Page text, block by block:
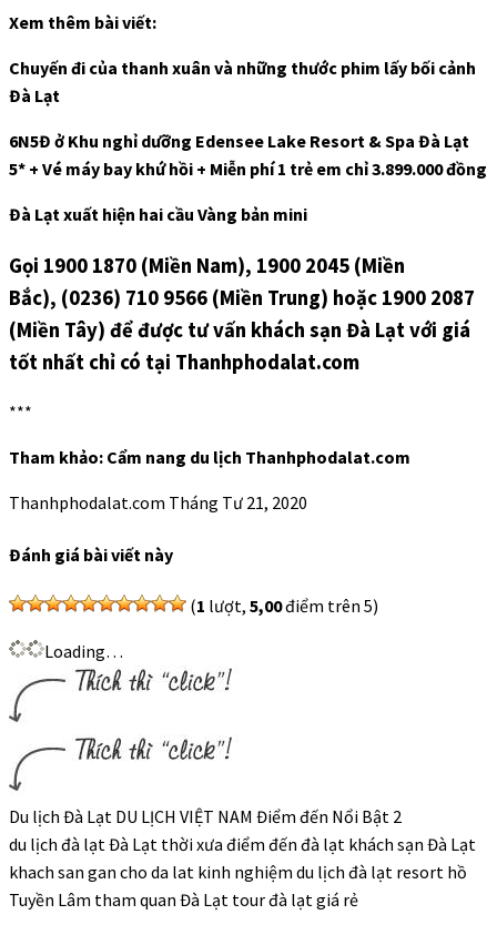
Xem thêm bài viết:
Chuyến đi của thanh xuân và những thước phim lấy bối cảnh
Đà Lạt
6N5Đ ở Khu nghỉ dưỡng Edensee Lake Resort & Spa Đà Lạt
5* + Vé máy bay khứ hồi + Miễn phí 1 trẻ em chỉ 3.899.000 đồng
Đà Lạt xuất hiện hai cầu Vàng bản mini
Gọi 1900 1870 (Miền Nam), 1900 2045 (Miền
Bắc), (0236) 710 9566 (Miền Trung) hoặc 1900 2087
(Miền Tây) để được tư vấn khách sạn Đà Lạt với giá
tốt nhất chỉ có tại Thanhphodalat.com
***
Tham khảo: Cẩm nang du lịch Thanhphodalat.com
Thanhphodalat.com Tháng Tư 21, 2020
Đánh giá bài viết này
(1 lượt, 5,00điểm trên 5)
Loading…
Du lịch Đà Lạt DU LỊCH VIỆT NAM Điểm đến Nổi Bật 2
du lịch đà lạt Đà Lạt thời xưa điểm đến đà lạt khách sạn Đà Lạt
khach san gan cho da lat kinh nghiệm du lịch đà lạt resort hồ
Tuyền Lâm tham quan Đà Lạt tour đà lạt giá rẻ